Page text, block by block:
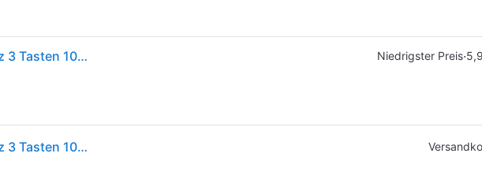
Renkforce IP68 Industrial Maus USB Laser Schwarz 3 Tasten 1000 dpi Niedrigster Preis·
Renkforce IP68 Industrial Maus USB Laser Schwarz 3 Tasten 1000 dpi